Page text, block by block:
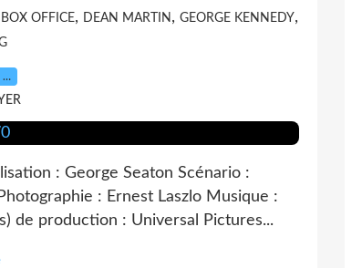
OFFICE, DEAN MARTIN , GEORGE KENNEDY,
…
: George Seaton Scénario :
: Ernest Laszlo Musique :
de production : Universal Pictures...